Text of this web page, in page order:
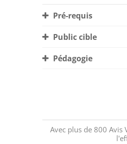
Pré-requis
Public cible
Pédagogie
Avec plus de 800